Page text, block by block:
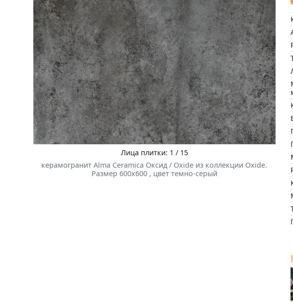
Лица плитки: 1 / 15
керамогранит Alma Ceramica Оксид / Oxide из коллекции Oxide.
Размер 600x600 , цвет темно-серый